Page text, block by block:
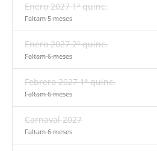
Enero 2027 1ª quinc.
Faltam 5 meses
Enero 2027 2ª quinc.
Faltam 6 meses
Febrero 2027 1ª quinc.
Faltam 6 meses
Carnaval 2027
Faltam 6 meses